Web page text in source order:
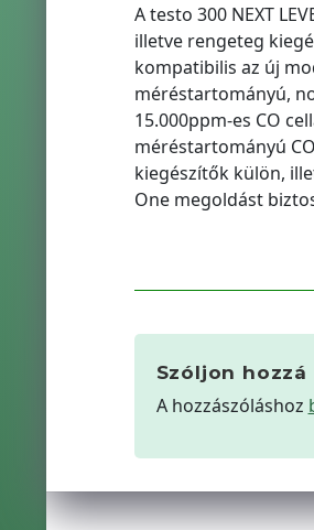
A testo 300 NEXT
illetve rengeteg
kompatibilis az új
méréstartományú,
15.000ppm-es CO
méréstartományú
kiegészítők külön,
One megoldást
Szóljon hozzá
A hozzászóláshoz